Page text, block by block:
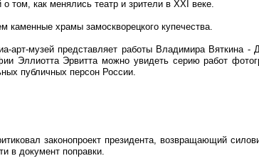
том, как менялись театр и зрители в XXI веке.
храмы замоскворецкого купечества.
арт-музей представляет работы Владимира Вяткина -
Эллиотта Эрвитта можно увидеть серию работ
публичных персон России.
законопроект президента, возвращающий
в документ поправки.